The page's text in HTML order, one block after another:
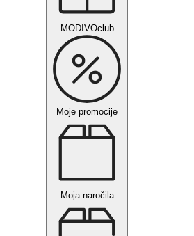
MODIVOclub
Moje promocije
Moja naročila